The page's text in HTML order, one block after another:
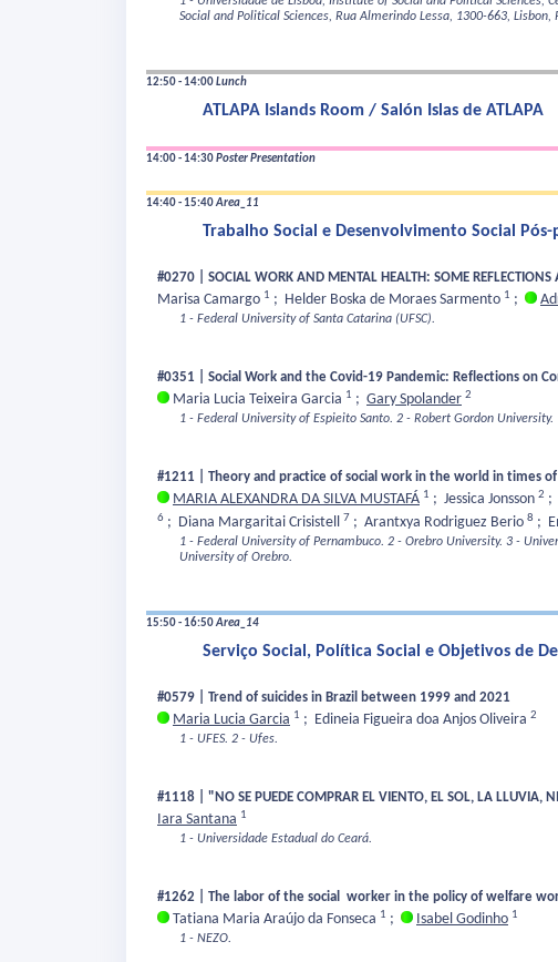
Social and Political Sciences, Rua Almerindo Lessa, 1300-663, Lisbon,
12:50 - 14:00Lunch
ATLAPA Islands Room / Salón Islas de ATLAPA
14:00 - 14:30Poster Presentation
14:40 - 15:40Area_11
Trabalho Social e Desenvolvimento Social
#0270 | SOCIAL WORK AND MENTAL HEALTH: SOME
Marisa Camargo 1 ; Helder Boska de Moraes Sarmento 1 ;
1 - Federal University of Santa Catarina (UFSC).
#0351 | Social Work and the Covid-19 Pandemic: Reflections on
Maria Lucia Teixeira Garcia 1 ; Gary Spolander 2
1 - Federal University of Espieito Santo. 2 - Robert Gordon University.
#1211 | Theory and practice of social work in the world in times
MARIA ALEXANDRA DA SILVA MUSTAFÁ 1 ; Jessica Jonsson 2 ;
6 ; Diana Margaritai Crisistell 7 ; Arantxya Rodriguez Berio 8 ;
1 - Federal University of Pernambuco. 2 - Orebro University. 3 -
University of Orebro.
15:50 - 16:50Area_14
Serviço Social, Política Social e Objetivos de
#0579 | Trend of suicides in Brazil between 1999 and 2021
Maria Lucia Garcia 1 ; Edineia Figueira doa Anjos Oliveira 2
1 - UFES. 2 - Ufes.
#1118 | "NO SE PUEDE COMPRAR EL VIENTO, EL SOL, LA LLUVIA,
Iara Santana 1
1 - Universidade Estadual do Ceará.
#1262 | The labor of the social worker in the policy of welfare
Tatiana Maria Araújo da Fonseca 1 ; Isabel Godinho 1
1 - NEZO.